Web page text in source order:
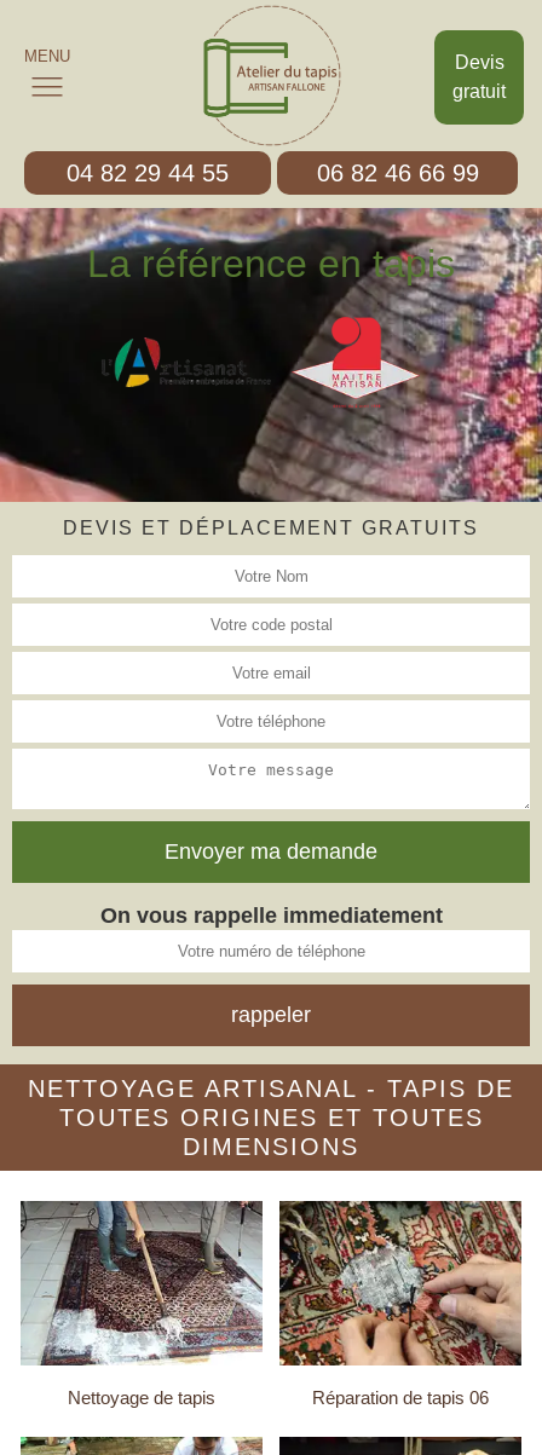
Devis
gratuit
MENU
04 82 29 44 55 06 82 46 66 99
La référence en tapis
DEVIS ET DÉPLACEMENT GRATUITS
On vous rappelle immediatement
NETTOYAGE ARTISANAL - TAPIS DE
TOUTES ORIGINES ET TOUTES
DIMENSIONS
Nettoyage de tapis Réparation de tapis 06